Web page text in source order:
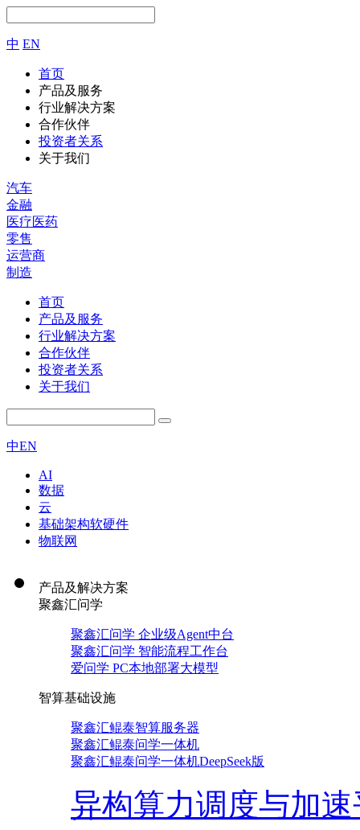
中 EN
首页
产品及服务
行业解决方案
合作伙伴
投资者关系
关于我们
汽车
金融
医疗医药
零售
运营商
制造
首页
产品及服务
行业解决方案
合作伙伴
投资者关系
关于我们
中EN
AI
数据
云
基础架构软硬件
物联网
产品及解决方案
聚鑫汇问学
聚鑫汇问学 企业级Agent中台
聚鑫汇问学 智能流程工作台
爱问学 PC本地部署大模型
智算基础设施
聚鑫汇鲲泰智算服务器
聚鑫汇鲲泰问学一体机
聚鑫汇鲲泰问学一体机DeepSeek版
异构算力调度与加